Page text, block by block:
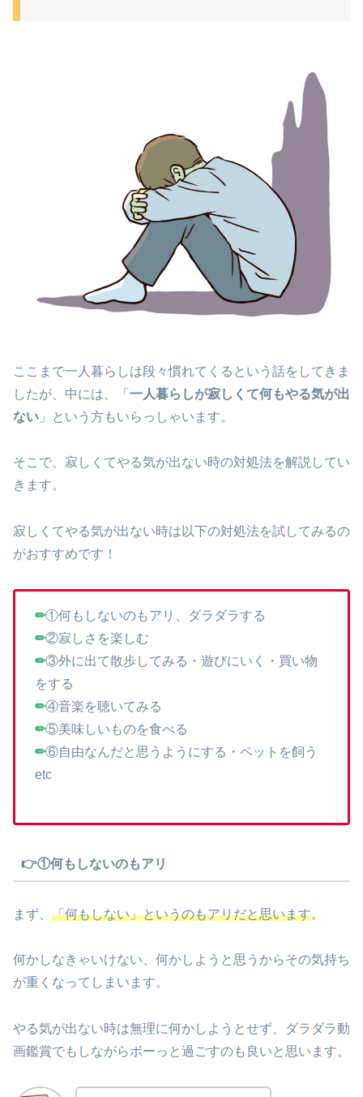
ここまで一人暮らしは段々慣れてくるという話をしてきま
したが、中には、「 一人暮らしが寂しくて何もやる気が出
ない 」という方もいらっしゃいます。
そこで、寂しくてやる気が出ない時の対処法を解説してい
きます。
寂しくてやる気が出ない時は以下の対処法を試してみるの
がおすすめです！
✏①何もしないのもアリ、ダラダラする
✏②寂しさを楽しむ
✏③外に出て散歩してみる・遊びにいく・買い物
をする
✏④音楽を聴いてみる
✏⑤美味しいものを食べる
✏⑥自由なんだと思うようにする・ペットを飼う
etc
👉①何もしないのもアリ
まず、 「何もしない」というのもアリだと思います。
何かしなきゃいけない、何かしようと思うからその気持ち
が重くなってしまいます。
やる気が出ない時は無理に何かしようとせず、ダラダラ動
画鑑賞でもしながらボーっと過ごすのも良いと思います。